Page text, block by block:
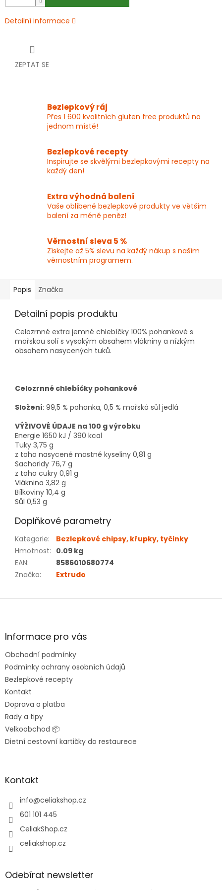
Detailní informace
ZEPTAT SE
Bezlepkový ráj
Přes 1 600 kvalitních gluten free produktů na
jednom místě!
Bezlepkové recepty
Inspirujte se skvělými bezlepkovými recepty na
každý den!
Extra výhodná balení
Vaše oblíbené bezlepkové produkty ve větším
balení za méně peněz!
Věrnostní sleva 5 %
Získejte až 5% slevu na každý nákup s naším
věrnostním programem.
Popis Značka
Detailní popis produktu
Celozrnné extra jemné chlebíčky 100% pohankové s
mořskou solí s vysokým obsahem vlákniny a nízkým
obsahem nasycených tuků.
Celozrnné chlebíčky pohankové
Složení: 99,5 % pohanka, 0,5 % mořská sůl jedlá
VÝŽIVOVÉ ÚDAJE na 100 g výrobku
Energie 1650 kJ / 390 kcal
Tuky 3,75 g
z toho nasycené mastné kyseliny 0,81 g
Sacharidy 76,7 g
z toho cukry 0,91 g
Vláknina 3,82 g
Bílkoviny 10,4 g
Sůl 0,53 g
Doplňkové parametry
Kategorie:
Bezlepkové chipsy, křupky, tyčinky
Hmotnost: 0.09 kg
EAN:
8586010680774
Značka: Extrudo
Z
aInformace pro vás
Obchodní podmínky
Podmínky ochrany osobních údajů
Bezlepkové recepty
Kontakt
Doprava a platba
Rady a tipy
Velkoobchod 📦
Dietní cestovní kartičky do restaurece
Kontakt
info@celiakshop.cz
601 101 445
CeliakShop.cz
celiakshop.cz
Odebírat newsletter